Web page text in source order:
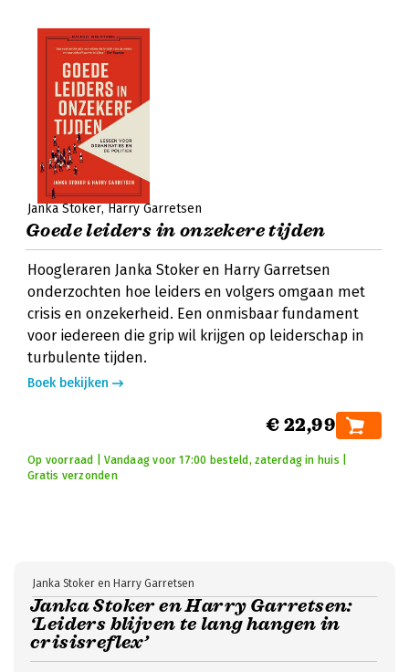
Janka Stoker Harry Garretsen
Goede leiders in onzekere tijden
Hoogleraren Janka Stoker en Harry Garretsen
onderzochten hoe leiders en volgers omgaan met
crisis en onzekerheid. Een onmisbaar fundament
voor iedereen die grip wil krijgen op leiderschap in
turbulente tijden.
Boek bekijken
€ 22,99
Op voorraad | Vandaag voor 17:00 besteld, zaterdag in huis |
Gratis verzonden
Janka Stoker en Harry Garretsen:
‘Leiders blijven te lang hangen in
crisisreflex’
Janka Stoker en Harry Garretsen